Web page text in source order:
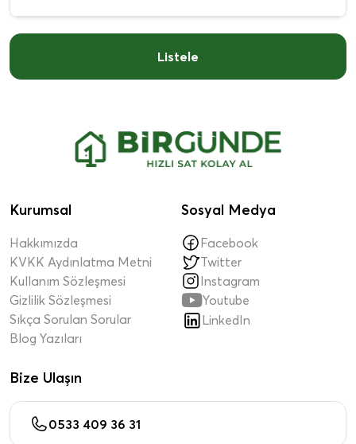
Listele
Kurumsal
Hakkımızda
KVKK Aydınlatma Metni
Kullanım Sözleşmesi
Gizlilik Sözleşmesi
Sıkça Sorulan Sorular
Blog Yazıları
Sosyal Medya
Facebook
Twitter
Instagram
Youtube
LinkedIn
Bize Ulaşın
0533 409 36 31